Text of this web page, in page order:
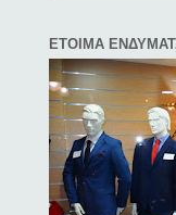
ΕΤΟΙΜΑ